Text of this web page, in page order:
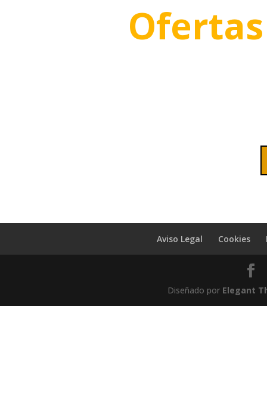
Aviso Legal Cookies
Diseñado por Elegant